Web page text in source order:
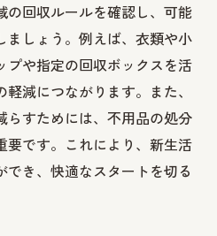
に基づく不用品処分法
のための地域協力の重要
全を守るための装備とツ
用品回収の法律と規則
収に関する法律の概要
の回収ルールを確認し、可能
ましょう。例えば、衣類や小
プや指定の回収ボックスを活
減につながります。また、
らすためには、不用品の処分
要です。これにより、新生活
き、快適なスタートを切る